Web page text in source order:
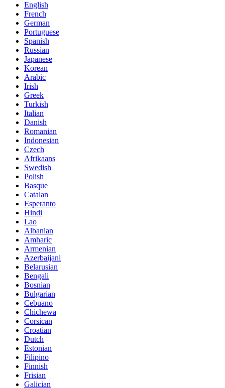
English
French
German
Portuguese
Spanish
Russian
Japanese
Korean
Arabic
Irish
Greek
Turkish
Italian
Danish
Romanian
Indonesian
Czech
Afrikaans
Swedish
Polish
Basque
Catalan
Esperanto
Hindi
Lao
Albanian
Amharic
Armenian
Azerbaijani
Belarusian
Bengali
Bosnian
Bulgarian
Cebuano
Chichewa
Corsican
Croatian
Dutch
Estonian
Filipino
Finnish
Frisian
Galician